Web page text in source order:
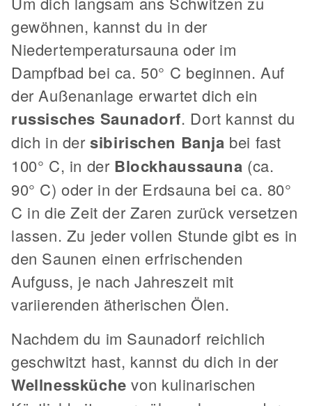
gewöhnen, kannst du in der
Niedertemperatursauna oder im
Dampfbad bei ca. 50° C beginnen. Auf
der Außenanlage erwartet dich ein
russisches Saunadorf. Dort kannst du
dich in dersibirischen Banja bei fast
100° C, in der Blockhaussauna (ca.
90° C) oder in der Erdsauna bei ca. 80°
C in die Zeit der Zaren zurück versetzen
lassen. Zu jeder vollen Stunde gibt es in
den Saunen einen erfrischenden
Aufguss, je nach Jahreszeit mit
variierenden ätherischen Ölen.
Nachdem du im Saunadorf reichlich
geschwitzt hast, kannst du dich in der
Wellnessküche von kulinarischen